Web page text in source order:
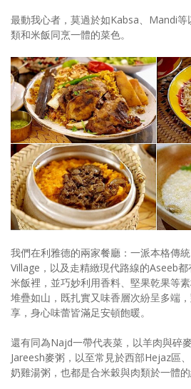
最動我心者，莫過於如Kabsa、Mandi
類和米飯同烹一體的菜色。
我們在利雅德的兩家餐廳：一派本格傳
Village，以及走精緻現代路線的Aseeb
米飯裡，並巧妙利用香料、堅果乾果等
堆疊如山，既扎實又味香層次紛呈多端
享，身心味蕾皆滿足安頓飽暖。
還有同為Najd一帶代表菜，以羊肉與碎
Jareesh麥粥，以至常見於西部Hejaz區
奶雞湯粥，也都是合米穀與肉類於一體的